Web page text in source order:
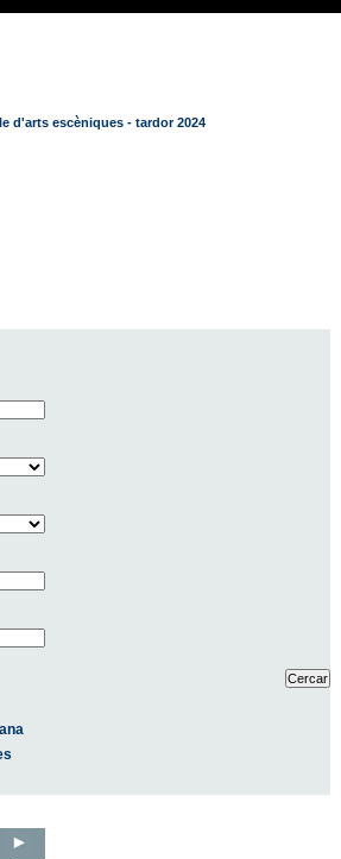
d'arts escèniques - tardor 2024